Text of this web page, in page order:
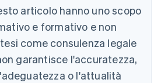
articolo hanno uno scopo
e formativo e non
come consulenza legale
garantisce l'accuratezza,
o l'attualità
English